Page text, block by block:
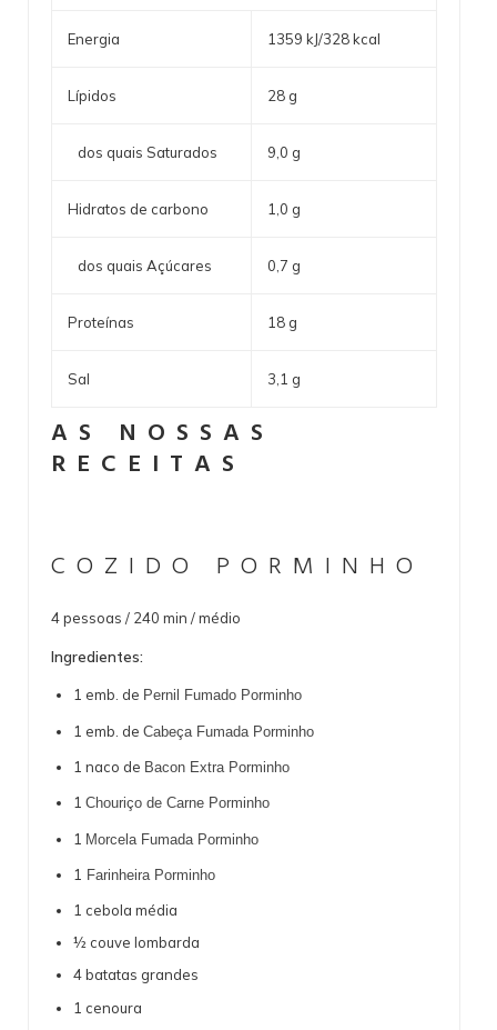
Energia 1359 kJ/328 kcal
Lípidos 28 g
dos quais Saturados 9,0 g
Hidratos de carbono 1,0 g
dos quais Açúcares 0,7 g
Proteínas 18 g
Sal 3,1 g
AS NOSSAS
RECEITAS
COZIDO PORMINHO
4 pessoas / 240 min / médio
Ingredientes:
1 emb. de Pernil Fumado Porminho
1 emb. de Cabeça Fumada Porminho
1 naco de Bacon Extra Porminho
1 Chouriço de Carne Porminho
1 Morcela Fumada Porminho
1 Farinheira Porminho
1 cebola média
½ couve lombarda
4 batatas grandes
1 cenoura